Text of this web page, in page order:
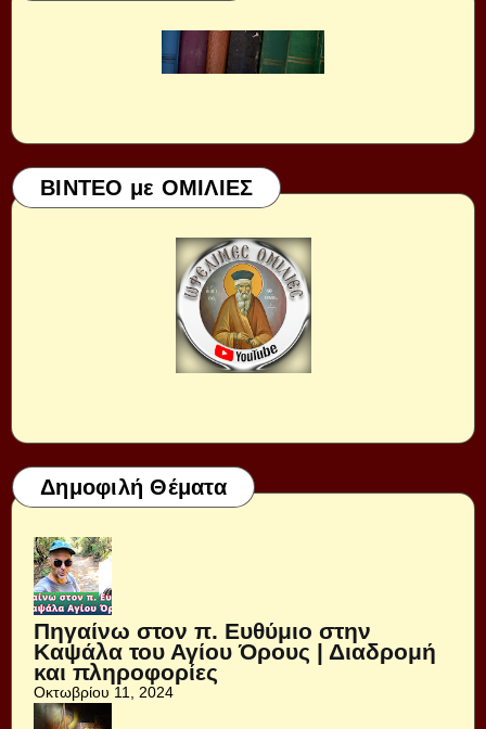
ΒΙΝΤΕΟ με ΟΜΙΛΙΕΣ
Δημοφιλή Θέματα
Πηγαίνω στον π. Ευθύμιο στην
Καψάλα του Αγίου Όρους | Διαδρομή
και πληροφορίες
Οκτωβρίου 11, 2024